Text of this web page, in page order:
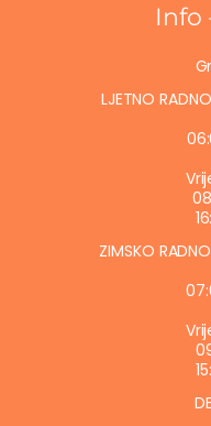
Info
LJETNO
ZIMSKO